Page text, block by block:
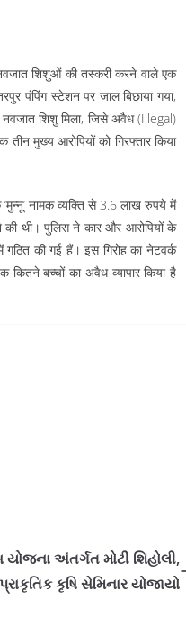
शिशुओं की तस्करी करने वाले एक
पंपिंग स्टेशन पर जाल बिछाया गया,
शिशु मिला, जिसे अवैध (Illegal)
मुख्य आरोपियों को गिरफ्तार किया
नामक व्यक्ति से 3.6 लाख रुपये में
की थी। पुलिस ने कार और आरोपियों के
की गई हैं। इस गिरोह का नेटवर्क
बच्चों का अवैध व्यापार किया है
યોજના અંતર્ગત મોટી શિહોલી,
કૃષિ સેમિનાર યોજાયો